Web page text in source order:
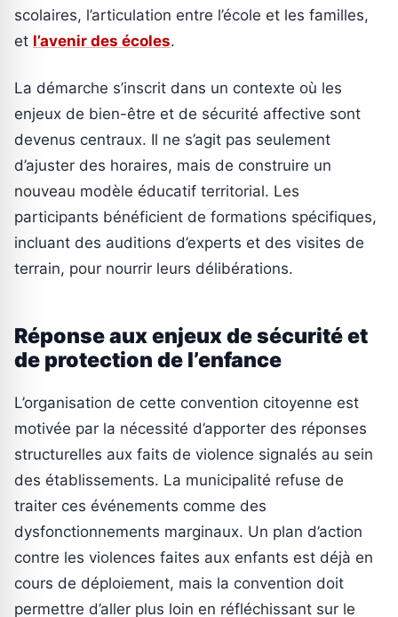
scolaires, l’articulation entre l’école et les familles,
et l’avenir des écoles.
La démarche s’inscrit dans un contexte où les
enjeux de bien-être et de sécurité affective sont
devenus centraux. Il ne s’agit pas seulement
d’ajuster des horaires, mais de construire un
nouveau modèle éducatif territorial. Les
participants bénéficient de formations spécifiques,
incluant des auditions d’experts et des visites de
terrain, pour nourrir leurs délibérations.
Réponse aux enjeux de sécurité et
de protection de l’enfance
L’organisation de cette convention citoyenne est
motivée par la nécessité d’apporter des réponses
structurelles aux faits de violence signalés au sein
des établissements. La municipalité refuse de
traiter ces événements comme des
dysfonctionnements marginaux. Un plan d’action
contre les violences faites aux enfants est déjà en
cours de déploiement, mais la convention doit
permettre d’aller plus loin en réfléchissant sur le